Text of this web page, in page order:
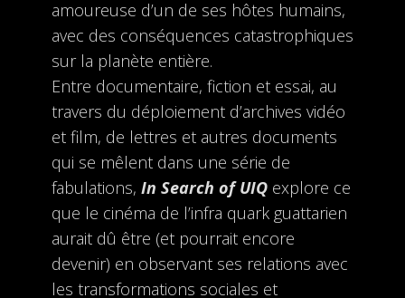
amoureuse d’un de ses hôtes humains,
avec des conséquences catastrophiques
sur la planète entière.
Entre documentaire, fiction et essai, au
travers du déploiement d’archives vidéo
et film, de lettres et autres documents
qui se mêlent dans une série de
fabulations, In Search of UIQ explore ce
que le cinéma de l’infra quark guattarien
aurait dû être (et pourrait encore
devenir) en observant ses relations avec
les transformations sociales et